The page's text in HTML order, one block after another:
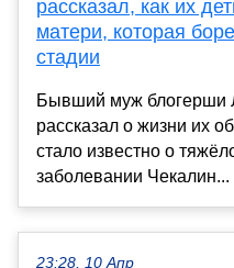
рассказал, как их
матери, которая
стадии
Бывший муж блогерши
рассказал о жизни их
стало известно о
заболевании Чекалин...
23:28, 10 Апр